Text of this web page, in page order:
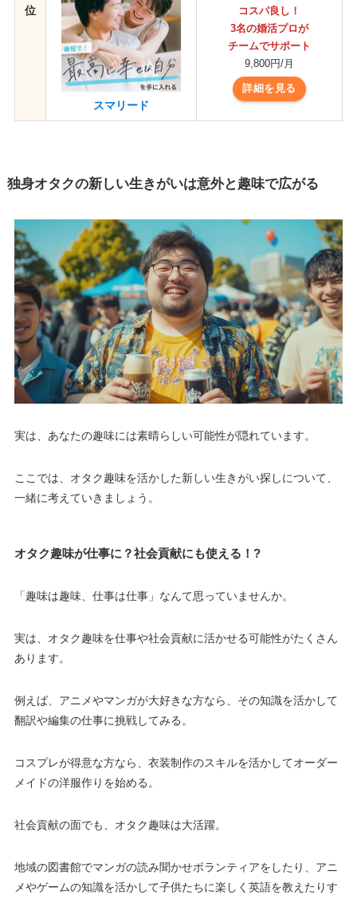
位
スマリード
コスパ良し！
3名の婚活プロが
チームでサポート
9,800円/月
詳細を見る
独身オタクの新しい生きがいは意外と趣味で広がる
実は、あなたの趣味には素晴らしい可能性が隠れています。
ここでは、オタク趣味を活かした新しい生きがい探しについて、
一緒に考えていきましょう。
オタク趣味が仕事に？社会貢献にも使える！?
「趣味は趣味、仕事は仕事」なんて思っていませんか。
実は、オタク趣味を仕事や社会貢献に活かせる可能性がたくさん
あります。
例えば、アニメやマンガが大好きな方なら、その知識を活かして
翻訳や編集の仕事に挑戦してみる。
コスプレが得意な方なら、衣装制作のスキルを活かしてオーダー
メイドの洋服作りを始める。
社会貢献の面でも、オタク趣味は大活躍。
地域の図書館でマンガの読み聞かせボランティアをしたり、アニ
メやゲームの知識を活かして子供たちに楽しく英語を教えたりす